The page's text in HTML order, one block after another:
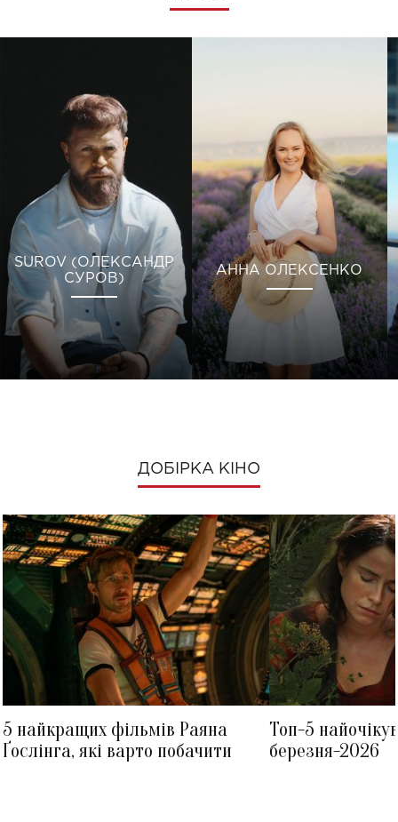
SUROV (ОЛЕКСАНДР
СУРОВ)
АННА ОЛЕКСЕНКО
ДОБІРКА КІНО
5 найкращих фільмів Раяна
Ґослінга, які варто побачити
Топ-5
березня-2026